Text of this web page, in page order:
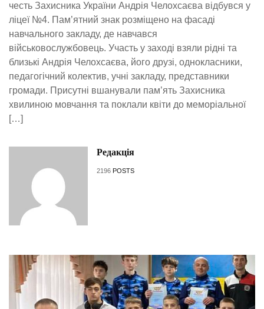
честь Захисника України Андрія Челохсаєва відбувся у
ліцеї №4. Пам’ятний знак розміщено на фасаді
навчального закладу, де навчався
військовослужбовець. Участь у заході взяли рідні та
близькі Андрія Челохсаєва, його друзі, однокласники,
педагогічний колектив, учні закладу, представники
громади. Присутні вшанували пам’ять Захисника
хвилиною мовчання та поклали квіти до меморіальної
[…]
Редакція
2196 POSTS